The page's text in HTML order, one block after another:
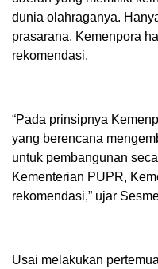
dunia olahraganya.
prasarana, Kemenpora
rekomendasi.
“Pada prinsipnya
yang berencana
untuk pembangunan
Kementerian PUPR,
rekomendasi,” ujar
Usai melakukan